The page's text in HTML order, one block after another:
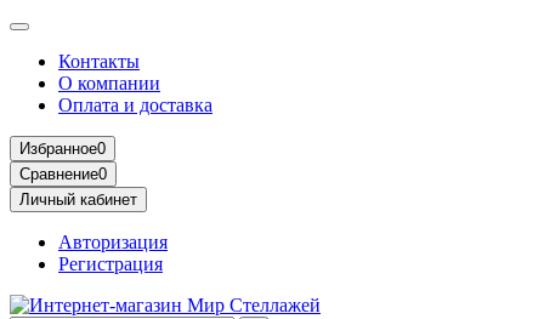
Контакты
О компании
Оплата и доставка
Избранное0
Сравнение0
Личный кабинет
Авторизация
Регистрация